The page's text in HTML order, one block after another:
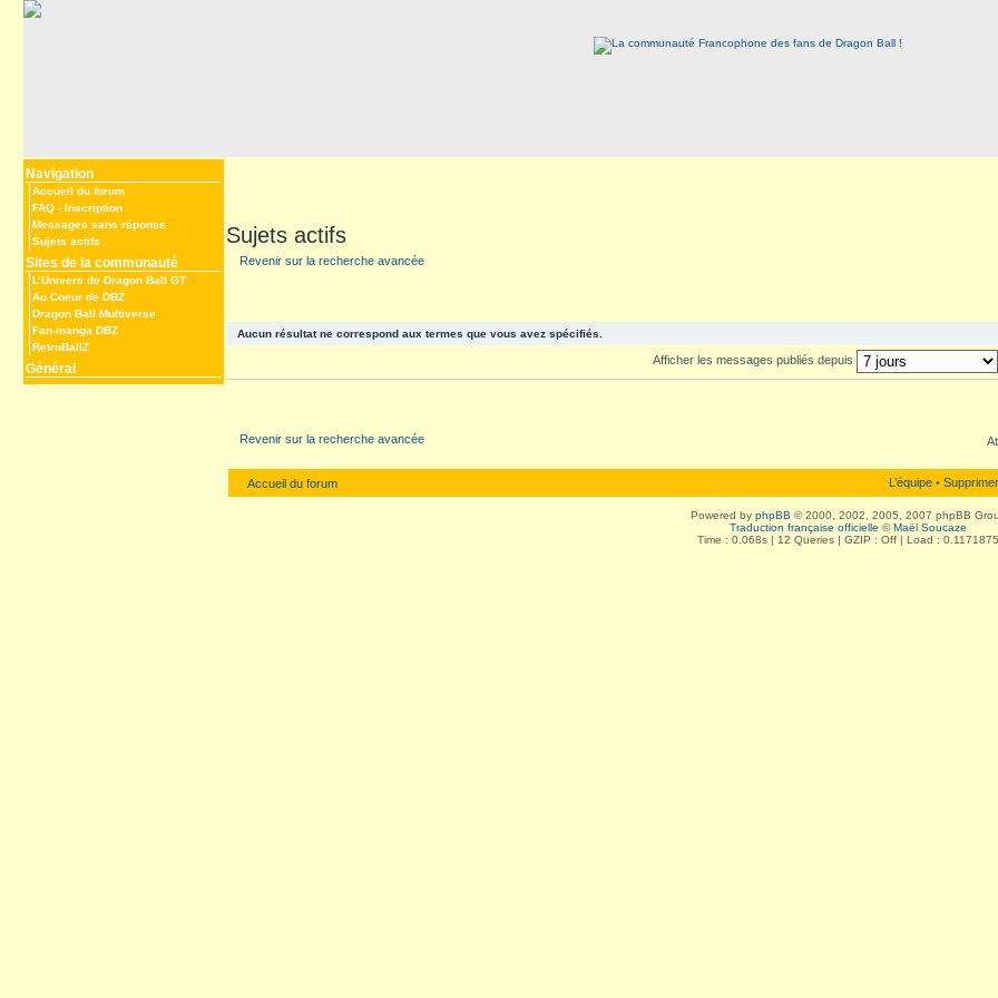
Navigation
Accueil du forum
FAQ - Inscription
Messages sans réponse
Sujets actifs
Sites de la communauté
L’Univers de Dragon Ball GT
Au Coeur de DBZ
Dragon Ball Multiverse
Fan-manga DBZ
RetroBallZ
Général
Sujets actifs
Revenir sur la recherche avancée
Aucun résultat ne correspond aux termes que vous avez spécifiés.
Afficher les messages publiés depuis
Revenir sur la recherche avancée
Accueil du forum L’équipe •
Powered by phpBB © 2000, 2002, 2005, 2007 phpBB
Traduction française officielle ©Maël Soucaze
Time : 0.068s | 12 Queries | GZIP : Off | Load : 0.1171875